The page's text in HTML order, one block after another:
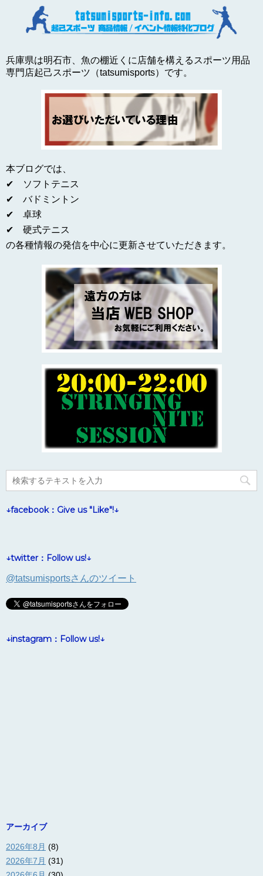
兵庫県は明石市、魚の棚近くに店舗を構えるスポーツ用品
専門店起己スポーツ（tatsumisports）です。
本ブログでは、
✔ ソフトテニス
✔ バドミントン
✔ 卓球
✔ 硬式テニス
の各種情報の発信を中心に更新させていただきます。
↓facebook：Give us "Like"!↓
↓twitter：Follow us!↓
@tatsumisportsさんのツイート
↓instagram：Follow us!↓
アーカイブ
2026年8月 (8)
2026年7月 (31)